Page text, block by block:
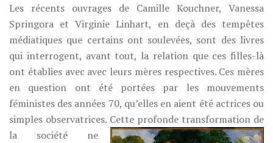
FILLES
Les récents ouvrages de Camille Kouchner, Vanessa
Springora et Virginie Linhart, en deçà des tempêtes
médiatiques que certains ont soulevées, sont des livres
qui interrogent, avant tout, la relation que ces filles-là
ont établies avec avec leurs mères respectives. Ces mères
en question ont été portées par les mouvements
féministes des années 70, qu’elles en aient été actrices ou
simples observatrices. Cette profonde transformation de
la société ne